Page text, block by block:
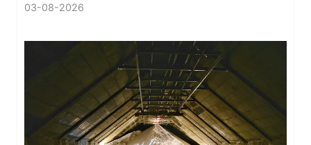
03-08-2026